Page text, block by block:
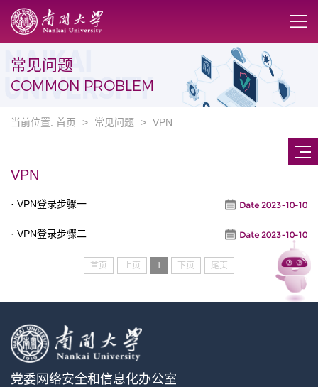
常见问题
COMMON PROBLEM
当前位置: 首页 > 常见问题 > VPN
VPN
· VPN登录步骤一 Date 2023-10-10
· VPN登录步骤二 Date 2023-10-10
首页 上页 1 下页 尾页
党委网络安全和信息化办公室